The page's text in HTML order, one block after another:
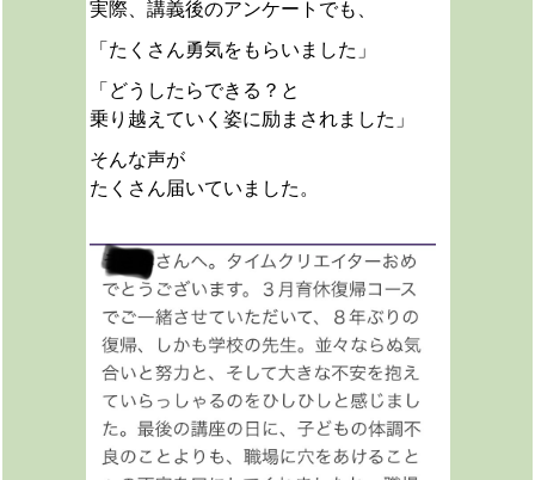
実際、講義後のアンケートでも、
「たくさん勇気をもらいました」
「どうしたらできる？と
乗り越えていく姿に励まされました」
そんな声が
たくさん届いていました。